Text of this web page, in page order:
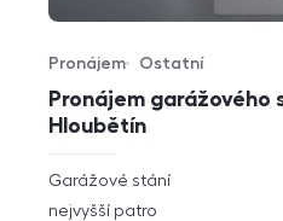
Pronájem garážového
Hloubětín
Typ nabídky
Pronájem
Typ nemovitosti
Ostatní
rozměry
dispozice
Garážové stání
funkce
nejvyšší patro